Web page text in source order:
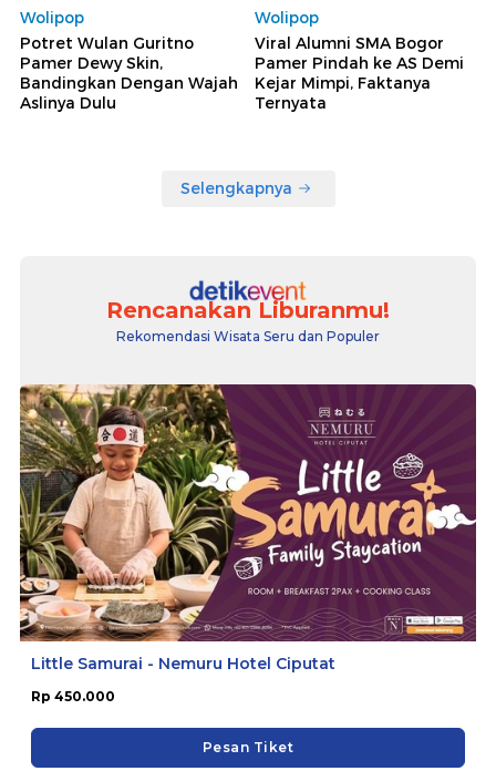
Wolipop
Potret Wulan Guritno
Pamer Dewy Skin,
Bandingkan Dengan Wajah
Aslinya Dulu
Wolipop
Viral Alumni SMA Bogor
Pamer Pindah ke AS Demi
Kejar Mimpi, Faktanya
Ternyata
Selengkapnya
Rencanakan Liburanmu!
Rekomendasi Wisata Seru dan Populer
Little Samurai - Nemuru Hotel Ciputat
Rp 450.000
Pesan Tiket